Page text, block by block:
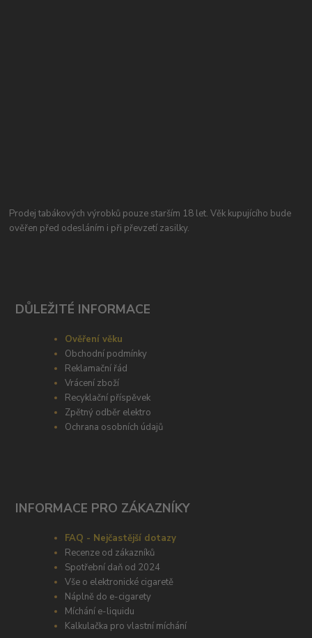
Prodej tabákových výrobků pouze starším 18 let. Věk kupujícího bude
ověřen před odesláním i při převzetí zasilky.
DŮLEŽITÉ INFORMACE
Ověření věku
Obchodní podmínky
Reklamační řád
Vrácení zboží
Recyklační příspěvek
Zpětný odběr elektro
Ochrana osobních údajů
INFORMACE PRO ZÁKAZNÍKY
FAQ - Nejčastější dotazy
Recenze od zákazníků
Spotřební daň od 2024
Vše o elektronické cigaretě
Náplně do e-cigarety
Míchání e-liquidu
Kalkulačka pro vlastní míchání